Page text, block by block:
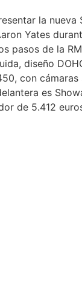
la
Yates
pasos de la
diseño
con
es
de 5.412